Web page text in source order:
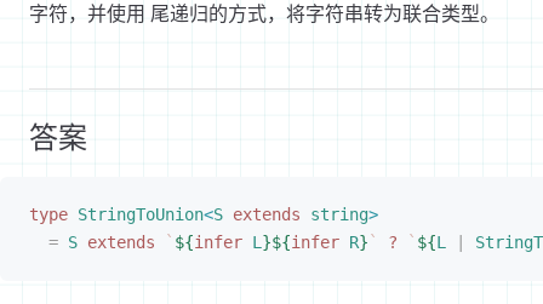
字符，并使用 尾递归的方式，将字符串转为联合类型。
答案
type StringToUnion<S extends string>
= S extends ` ${infer L }${infer R} ` ? ` ${L